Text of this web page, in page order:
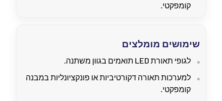
קומפקטי.
שימושים מומלצים
לגופי תאורת LED תואמים בגוון משתנה.
למערכות תאורה דקורטיביות או פונקציונליות במבנה
קומפקטי.